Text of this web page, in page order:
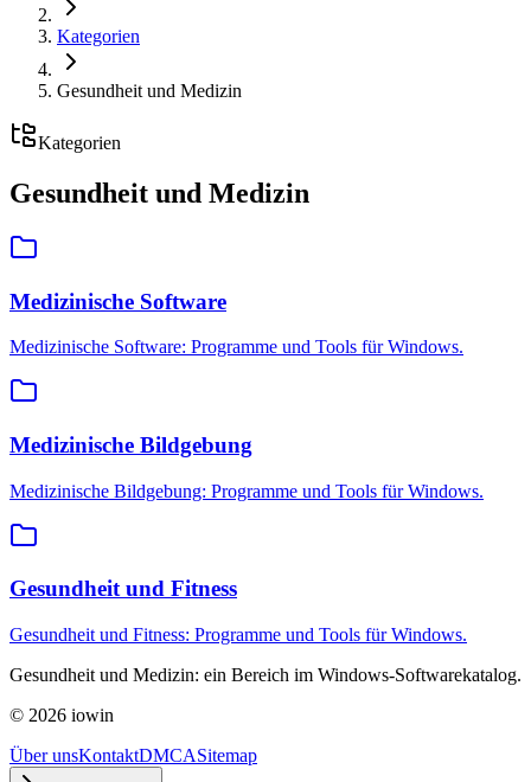
Kategorien
Gesundheit und Medizin
Kategorien
Gesundheit und Medizin
Medizinische Software
Medizinische Software: Programme und Tools für Windows.
Medizinische Bildgebung
Medizinische Bildgebung: Programme und Tools für Windows.
Gesundheit und Fitness
Gesundheit und Fitness: Programme und Tools für Windows.
Gesundheit und Medizin: ein Bereich im Windows-Softwarekatalog.
© 2026 iowin
Über unsKontaktDMCASitemap